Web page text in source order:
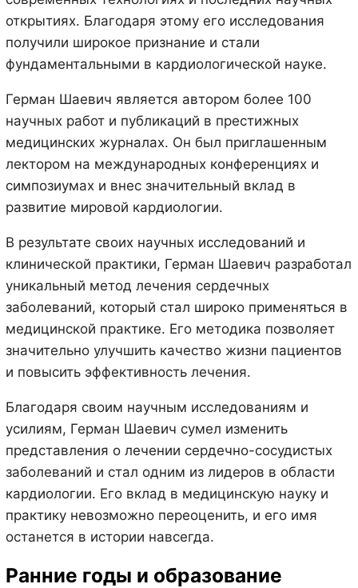
открытиях. Благодаря этому его исследования
получили широкое признание и стали
фундаментальными в кардиологической науке.
Герман Шаевич является автором более 100
научных работ и публикаций в престижных
медицинских журналах. Он был приглашенным
лектором на международных конференциях и
симпозиумах и внес значительный вклад в
развитие мировой кардиологии.
В результате своих научных исследований и
клинической практики, Герман Шаевич разработал
уникальный метод лечения сердечных
заболеваний, который стал широко применяться в
медицинской практике. Его методика позволяет
значительно улучшить качество жизни пациентов
и повысить эффективность лечения.
Благодаря своим научным исследованиям и
усилиям, Герман Шаевич сумел изменить
представления о лечении сердечно-сосудистых
заболеваний и стал одним из лидеров в области
кардиологии. Его вклад в медицинскую науку и
практику невозможно переоценить, и его имя
останется в истории навсегда.
Ранние годы и образование